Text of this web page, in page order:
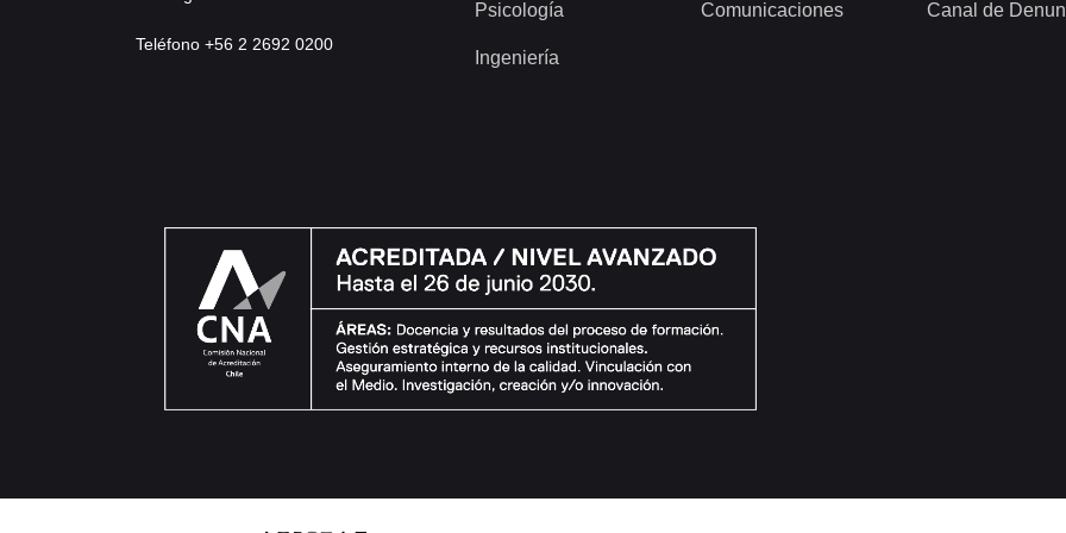
Teléfono +56 2 2692 0200
Psicología
Ingeniería
Comunicaciones Canal de